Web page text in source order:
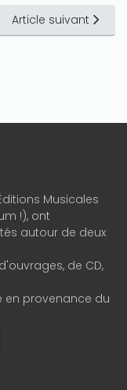
Article suivant
Musicales
!), ont
autour de deux
de CD,
en provenance du